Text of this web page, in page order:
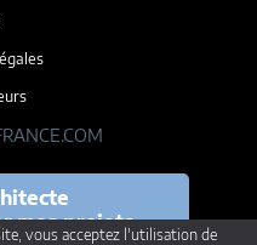
mes projets
vous acceptez l'utilisation de